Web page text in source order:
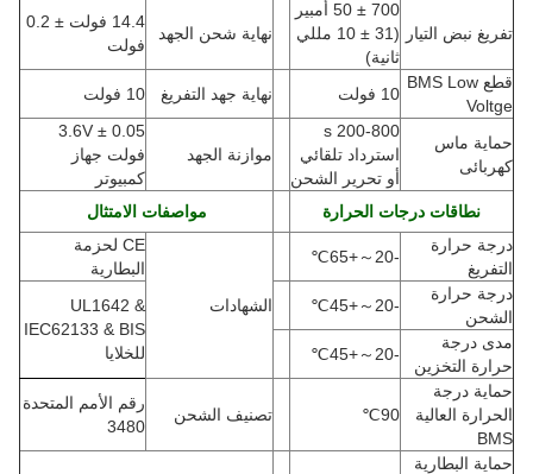
تفريغ نبض التيار
700 ± 50 أمبير
(
31 ± 10 مللي
ثانية)
نهاية شحن الجهد
14.4 فولت ± 0.2
فولت
قطع BMS Low
Voltge
10 فولت نهاية جهد التفريغ 10 فولت
حماية ماس
كهربائى
200-800 s
استرداد تلقائي
أو تحرير الشحن
موازنة الجهد
3.6V ± 0.05
فولت جهاز
كمبيوتر
نطاقات درجات الحرارة
مواصفات الامتثال
درجة حرارة
التفريغ
-20
～
+65
℃
الشهادات
CE لحزمة
البطارية
درجة حرارة
الشحن
-20
～
+45
℃
UL1642 &
IEC62133 & BIS
للخلايا
مدى درجة
حرارة التخزين
-20
～
+45
℃
حماية درجة
الحرارة العالية
BMS
90
℃ تصنيف الشحن
رقم الأمم المتحدة
3480
حماية البطارية